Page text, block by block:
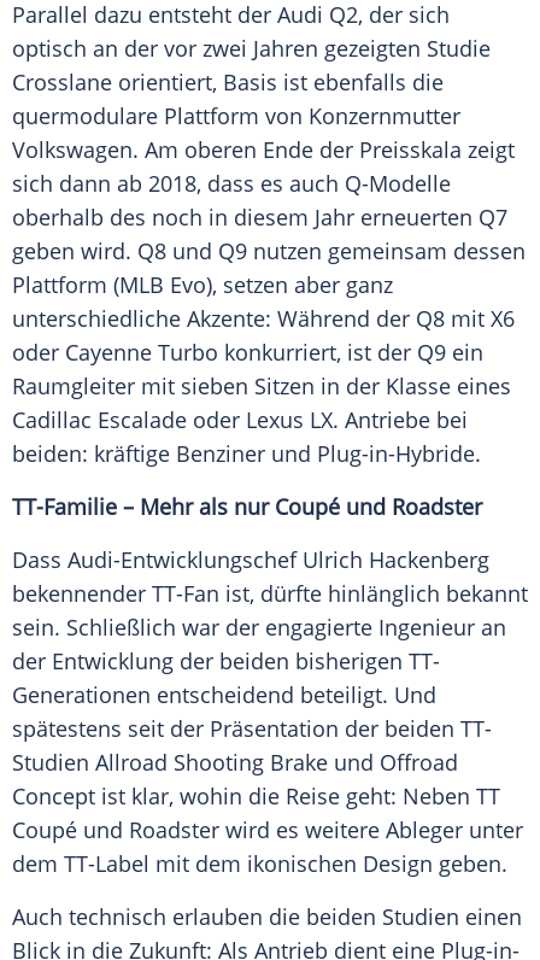
Parallel dazu entsteht der Audi Q2, der sich
optisch an der vor zwei Jahren gezeigten Studie
Crosslane orientiert, Basis ist ebenfalls die
quermodulare Plattform von Konzernmutter
Volkswagen. Am oberen Ende der Preisskala zeigt
sich dann ab 2018, dass es auch Q-Modelle
oberhalb des noch in diesem Jahr erneuerten Q7
geben wird. Q8 und Q9 nutzen gemeinsam dessen
Plattform (MLB Evo), setzen aber ganz
unterschiedliche Akzente: Während der Q8 mit X6
oder Cayenne Turbo konkurriert, ist der Q9 ein
Raumgleiter mit sieben Sitzen in der Klasse eines
Cadillac Escalade oder Lexus LX. Antriebe bei
beiden: kräftige Benziner und Plug-in-Hybride.
TT-Familie – Mehr als nur Coupé und Roadster
Dass Audi-Entwicklungschef Ulrich Hackenberg
bekennender TT-Fan ist, dürfte hinlänglich bekannt
sein. Schließlich war der engagierte Ingenieur an
der Entwicklung der beiden bisherigen TT-
Generationen entscheidend beteiligt. Und
spätestens seit der Präsentation der beiden TT-
Studien Allroad Shooting Brake und Offroad
Concept ist klar, wohin die Reise geht: Neben TT
Coupé und Roadster wird es weitere Ableger unter
dem TT-Label mit dem ikonischen Design geben.
Auch technisch erlauben die beiden Studien einen
Blick in die Zukunft: Als Antrieb dient eine Plug-in-